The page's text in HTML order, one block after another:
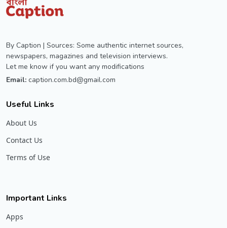
By Caption | Sources: Some authentic internet sources,
newspapers, magazines and television interviews.
Let me know if you want any modifications
Email: caption.com.bd@gmail.com
Useful Links
About Us
Contact Us
Terms of Use
Important Links
Apps